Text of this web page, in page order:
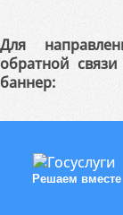
Для
обратной
баннер:
Решаем вместе